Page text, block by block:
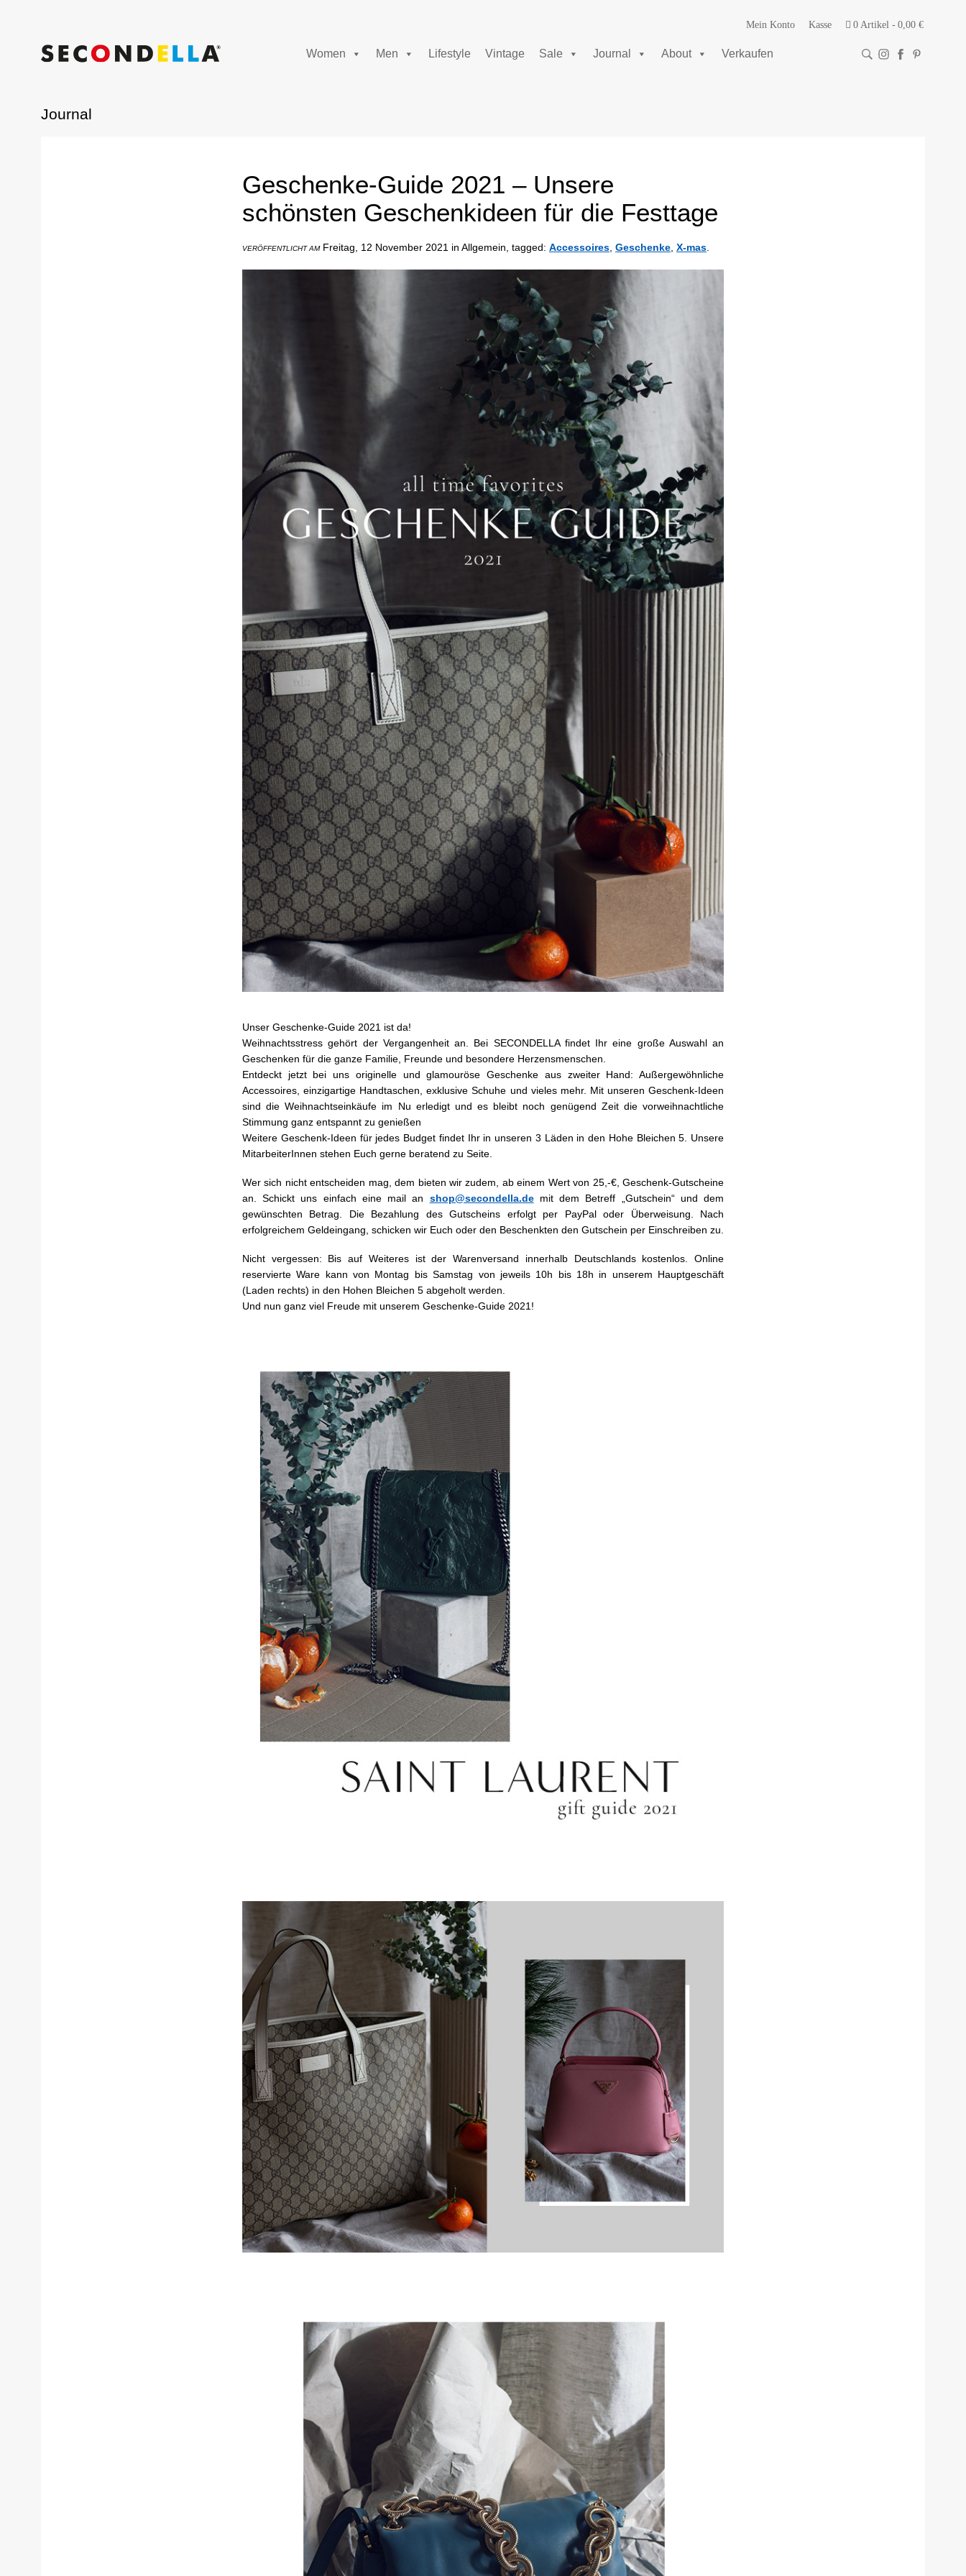
Mein Konto Kasse 0 Artikel 0,00 €
Women Men Lifestyle Vintage Sale Journal About Verkaufen
Journal
Geschenke-Guide 2021 – Unsere
schönsten Geschenkideen für die Festtage
VERÖFFENTLICHT AMFreitag, 12 November 2021 in Allgemein, tagged: Accessoires, Geschenke, X-mas.
Unser Geschenke-Guide 2021 ist da!
Weihnachtsstress gehört der Vergangenheit an. Bei SECONDELLA findet Ihr eine große Auswahl an
Geschenken für die ganze Familie, Freunde und besondere Herzensmenschen.
Entdeckt jetzt bei uns originelle und glamouröse Geschenke aus zweiter Hand: Außergewöhnliche
Accessoires, einzigartige Handtaschen, exklusive Schuhe und vieles mehr. Mit unseren Geschenk-Ideen
sind die Weihnachtseinkäufe im Nu erledigt und es bleibt noch genügend Zeit die vorweihnachtliche
Stimmung ganz entspannt zu genießen
Weitere Geschenk-Ideen für jedes Budget findet Ihr in unseren 3 Läden in den Hohe Bleichen 5. Unsere
MitarbeiterInnen stehen Euch gerne beratend zu Seite.
Wer sich nicht entscheiden mag, dem bieten wir zudem, ab einem Wert von 25,-€, Geschenk-Gutscheine
an. Schickt uns einfach eine mail an shop@secondella.demit dem Betreff „Gutschein“ und dem
gewünschten Betrag. Die Bezahlung des Gutscheins erfolgt per PayPal oder Überweisung. Nach
erfolgreichem Geldeingang, schicken wir Euch oder den Beschenkten den Gutschein per Einschreiben zu.
Nicht vergessen: Bis auf Weiteres ist der Warenversand innerhalb Deutschlands kostenlos. Online
reservierte Ware kann von Montag bis Samstag von jeweils 10h bis 18h in unserem Hauptgeschäft
(Laden rechts) in den Hohen Bleichen 5 abgeholt werden.
Und nun ganz viel Freude mit unserem Geschenke-Guide 2021!